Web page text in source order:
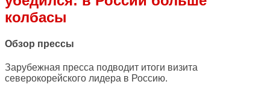
колбасы
Обзор прессы
Зарубежная пресса подводит итоги визита
северокорейского лидера в Россию.